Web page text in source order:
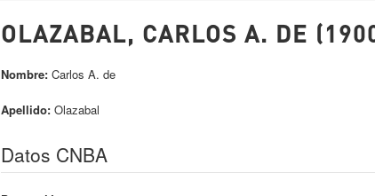
OLAZABAL, CARLOS A. DE
Nombre: Carlos A. de
Apellido: Olazabal
Datos CNBA